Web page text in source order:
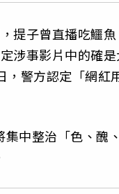
提子曾直播吃鱷
涉事影片中的確
，警方認定「網紅
集中整治「色、醜